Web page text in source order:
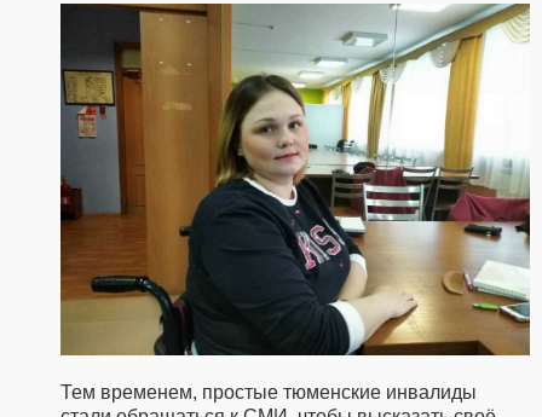
Тем временем, простые тюменские инвалиды